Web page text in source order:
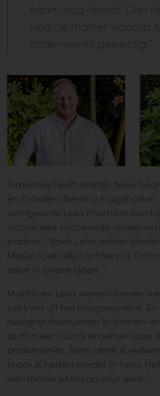
naam nog steeds: Don
vind de manier waarop
onderneemt geweldig.”
Inmiddels heeft Martijn twee
en Gardens Beyond Imagination.
echtgenote Leila Poortvliet runt
Achter elke succesvolle
partner. “Zoals Leila achter
Marie-José altijd achter mij. Dat
zeker in zware tijden.”
Martijn en Leila werken samen
partners uit het hoogsegment. Ze
designbuitenruimtes in binnen-
durft meer risico’s te nemen dan
ondernemer. Soms denk ik
Maar ik herken mezelf in hem.
een mooie pluim op mijn werk.”